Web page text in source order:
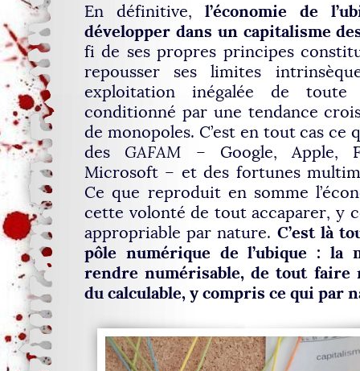
En définitive, l’économie de
développer dans un capitalisme
fi de ses propres principes
repousser ses limites
exploitation inégalée de
conditionné par une tendance
de monopoles. C’est en tout cas ce
des GAFAM – Google, Apple,
Microsoft – et des fortunes
Ce que reproduit en somme
cette volonté de tout accaparer, y
appropriable par nature. C’est là
pôle numérique de l’ubique : la
rendre numérisable, de tout faire
du calculable, y compris ce qui par